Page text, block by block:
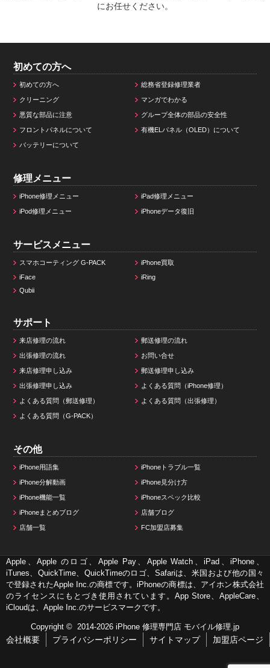
にお任せください。
初めての方へ
初めての方へ 総務省登録修理業者
クリーニング マンガでわかる
悪質な部品に注意 グループ全体の部品の安全性
フロントパネルについて 有機ELパネル（OLED）について
バッテリーについて
修理メニュー
iPhone修理メニュー iPad修理メニュー
iPod修理メニュー iPhoneデータ復旧
サービスメニュー
スマホコーティング G-PACK
iPhone買取
iFace
iRing
Qubii
サポート
来店修理の流れ 郵送修理の流れ
出張修理の流れ お問い合せ
来店修理申し込み 郵送修理申し込み
出張修理申し込み よくある質問（iPhone修理）
よくある質問（郵送修理） よくある質問（出張修理）
よくある質問（G-PACK）
その他
iPhone用語集 iPhoneトラブル一覧
iPhone分解動画 iPhone見分け方
iPhone機能一覧 iPhoneスペック比較
iPhoneまとめブログ 店舗ブログ
店舗一覧 FC加盟店募集
Apple、Apple のロゴ、Apple Pay、Apple Watch、iPad、iPhone、
iTunes、QuickTime、QuickTimeのロゴ、Safariは、米国および他の国々
で登録されたApple Inc.の商標です。iPhoneの商標は、アイホン株式会社
のライセンスにもとづき使用されています。App Store、AppleCare、
iCloudは、Apple Inc.のサービスマークです。
Copyright © 2014-2026 iPhone 修理専門店 モバイル修理.jp
会社概要 プライバシーポリシー サイトマップ 加盟店ページ